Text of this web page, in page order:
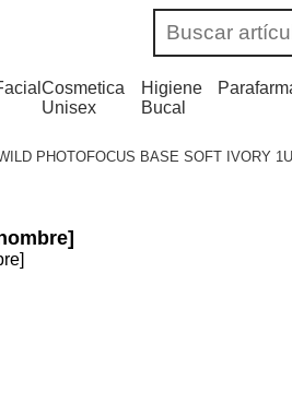
Cosmetica
Unisex
Higiene
Bucal
PHOTOFOCUS BASE SOFT IVORY